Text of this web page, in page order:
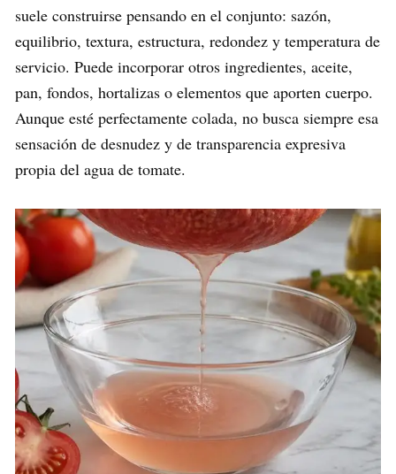
suele construirse pensando en el conjunto: sazón,
equilibrio, textura, estructura, redondez y temperatura de
servicio. Puede incorporar otros ingredientes, aceite,
pan, fondos, hortalizas o elementos que aporten cuerpo.
Aunque esté perfectamente colada, no busca siempre esa
sensación de desnudez y de transparencia expresiva
propia del agua de tomate.